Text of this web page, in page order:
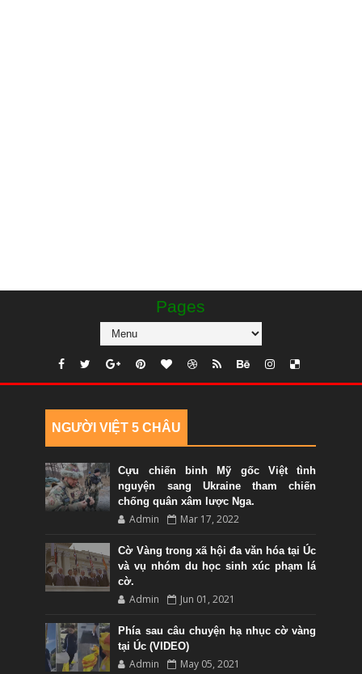
Pages
NGƯỜI VIỆT 5 CHÂU
Cựu chiến binh Mỹ gốc Việt tình
nguyện sang Ukraine tham chiến
chống quân xâm lược Nga.
Admin Mar 17, 2022
Cờ Vàng trong xã hội đa văn hóa tại Úc
và vụ nhóm du học sinh xúc phạm lá
cờ.
Admin Jun 01, 2021
Phía sau câu chuyện hạ nhục cờ vàng
tại Úc (VIDEO)
Admin May 05, 2021